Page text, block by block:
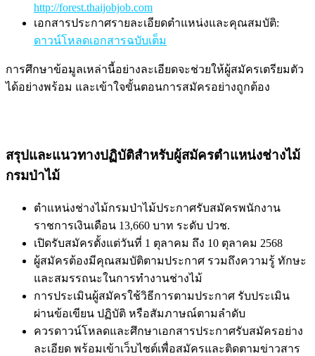
http://forest.thaijobjob.com
เอกสารประกาศรายละเอียดตำแหน่งและคุณสมบัติ:
ดาวน์โหลดเอกสารฉบับเต็ม
การศึกษาข้อมูลเหล่านี้อย่างละเอียดจะช่วยให้ผู้สมัครเตรียมตัว
ได้อย่างพร้อม และเข้าใจขั้นตอนการสมัครอย่างถูกต้อง
สรุปและแนวทางปฏิบัติสำหรับผู้สมัครตำแหน่งช่างไม้
กรมป่าไม้
ตำแหน่งช่างไม้กรมป่าไม้ประกาศรับสมัครพนักงาน
ราชการเงินเดือน 13,660 บาท ระดับ ปวช.
เปิดรับสมัครตั้งแต่วันที่ 1 ตุลาคม ถึง 10 ตุลาคม 2568
ผู้สมัครต้องมีคุณสมบัติตามประกาศ รวมถึงความรู้ ทักษะ
และสมรรถนะในการทำงานช่างไม้
การประเมินผู้สมัครใช้วิธีการตามประกาศ รับประเมิน
ผ่านข้อเขียน ปฏิบัติ หรือสัมภาษณ์ตามลำดับ
ควรดาวน์โหลดและศึกษาเอกสารประกาศรับสมัครอย่าง
ละเอียด พร้อมเข้าเว็บไซต์เพื่อสมัครและติดตามข่าวสาร